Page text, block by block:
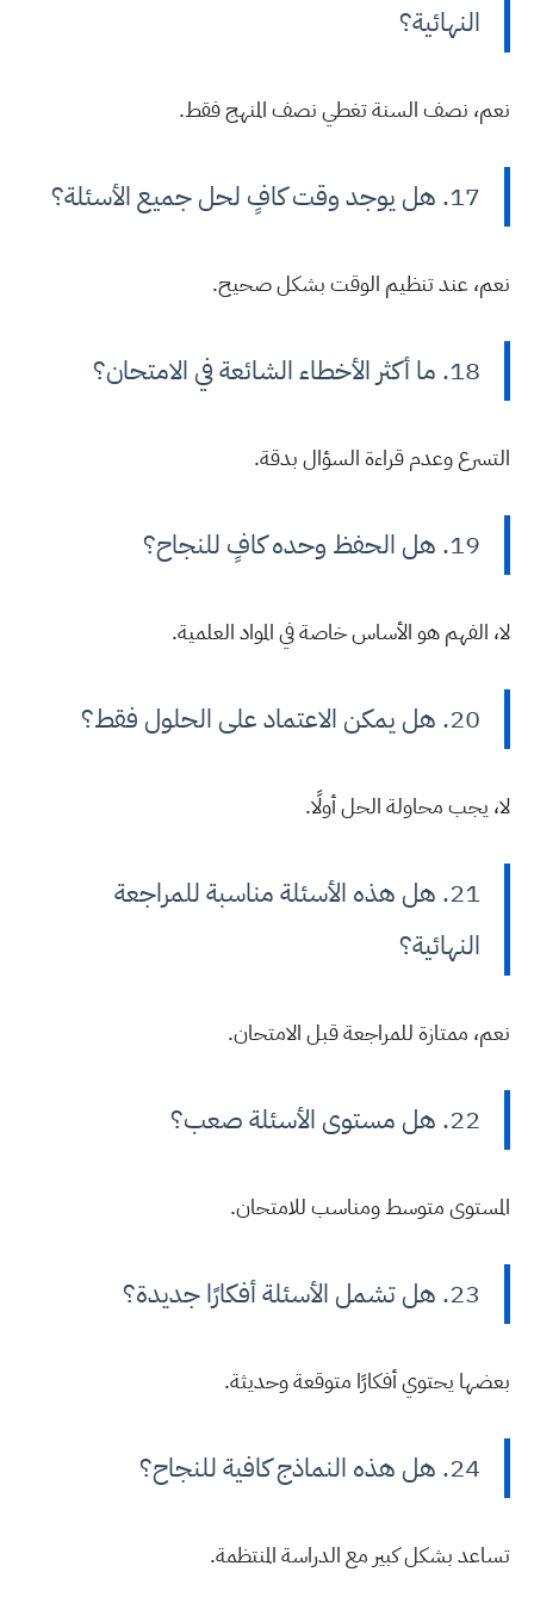
النهائية؟
نعم، نصف السنة تغطي نصف المنهج فقط.
17. هل يوجد وقت كافٍ لحل جميع الأسئلة؟
نعم، عند تنظيم الوقت بشكل صحيح.
18. ما أكثر الأخطاء الشائعة في الامتحان؟
التسرع وعدم قراءة السؤال بدقة.
19. هل الحفظ وحده كافٍ للنجاح؟
لا، الفهم هو الأساس خاصة في المواد العلمية.
20. هل يمكن الاعتماد على الحلول فقط؟
لا، يجب محاولة الحل أولًا.
21. هل هذه الأسئلة مناسبة للمراجعة
النهائية؟
نعم، ممتازة للمراجعة قبل الامتحان.
22. هل مستوى الأسئلة صعب؟
المستوى متوسط ومناسب للامتحان.
23. هل تشمل الأسئلة أفكارًا جديدة؟
بعضها يحتوي أفكارًا متوقعة وحديثة.
24. هل هذه النماذج كافية للنجاح؟
تساعد بشكل كبير مع الدراسة المنتظمة.